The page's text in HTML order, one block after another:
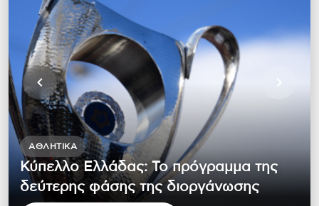
ΑΘΛΗΤΙΚΆ
Κύπελλο Ελλάδας: Το πρόγραμμα της
δεύτερης φάσης της διοργάνωσης